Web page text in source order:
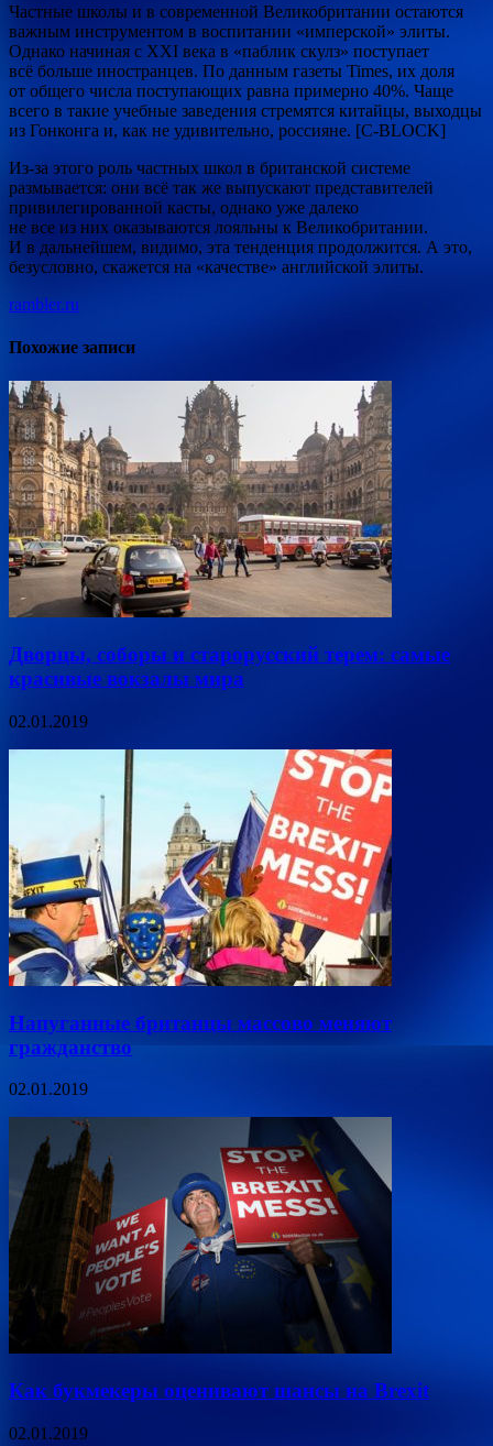
Частные школы и в современной Великобритании остаются
важным инструментом в воспитании «имперской» элиты.
Однако начиная с XXI века в «паблик скулз» поступает
всё больше иностранцев. По данным газеты Times, их доля
от общего числа поступающих равна примерно 40%. Чаще
всего в такие учебные заведения стремятся китайцы, выходцы
из Гонконга и, как не удивительно, россияне. [С-BLOCK]
Из-за этого роль частных школ в британской системе
размывается: они всё так же выпускают представителей
привилегированной касты, однако уже далеко
не все из них оказываются лояльны к Великобритании.
И в дальнейшем, видимо, эта тенденция продолжится. А это,
безусловно, скажется на «качестве» английской элиты.
rambler.ru
Похожие записи
Дворцы, соборы и старорусский терем: самые
красивые вокзалы мира
02.01.2019
Напуганные британцы массово меняют
гражданство
02.01.2019
Как букмекеры оценивают шансы на Brexit
02.01.2019